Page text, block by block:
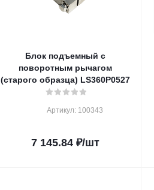
Блок подъемный с
поворотным рычагом
(старого образца) LS360P0527
Артикул: 100343
7 145.84₽/шт